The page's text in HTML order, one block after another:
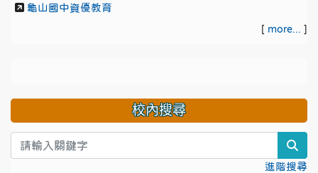
龜山國中資優教育
[ more... ]
校內搜尋
進階搜尋